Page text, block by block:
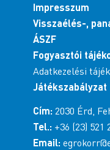
Impresszum
Visszaélés-,
ÁSZF
Fogyasztói
Adatkezelési
Játékszabályzat
Cím: 2030 Érd,
Tel.: +36 (23) 521
Email: